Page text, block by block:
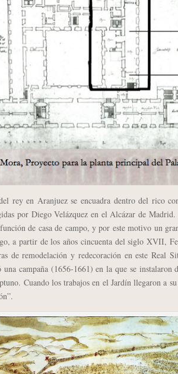
rey en Aranjuez se encuadra dentro del rico
por Diego Velázquez en el Alcázar de
de casa de campo, y por este motivo un
a partir de los años cincuenta del siglo XVII,
de remodelación y redecoración en este Real
campaña (1656-1661) en la que se instalaron
Cuando los trabajos en el Jardín llegaron a